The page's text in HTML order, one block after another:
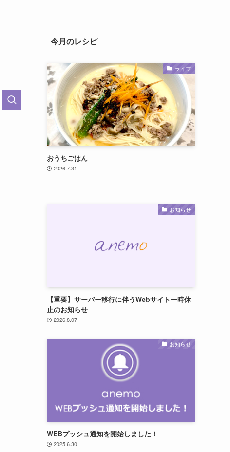
今月のレシピ
ライフ
おうちごはん
2026.7.31
お知らせ
【重要】サーバー移行に伴うWebサイト一時休
止のお知らせ
2026.8.07
お知らせ
WEBプッシュ通知を開始しました！
2025.6.30